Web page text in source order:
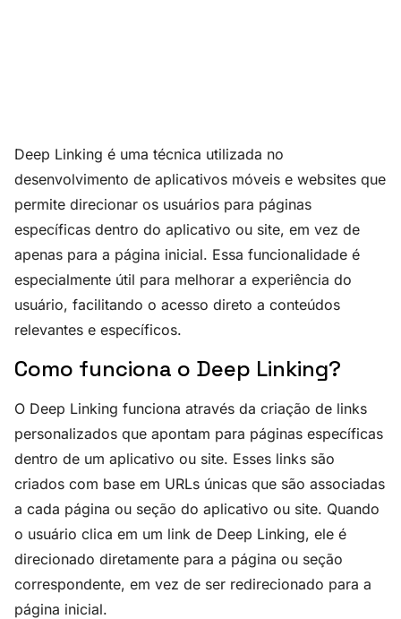
Deep Linking é uma técnica utilizada no
desenvolvimento de aplicativos móveis e websites que
permite direcionar os usuários para páginas
específicas dentro do aplicativo ou site, em vez de
apenas para a página inicial. Essa funcionalidade é
especialmente útil para melhorar a experiência do
usuário, facilitando o acesso direto a conteúdos
relevantes e específicos.
Como funciona o Deep Linking?
O Deep Linking funciona através da criação de links
personalizados que apontam para páginas específicas
dentro de um aplicativo ou site. Esses links são
criados com base em URLs únicas que são associadas
a cada página ou seção do aplicativo ou site. Quando
o usuário clica em um link de Deep Linking, ele é
direcionado diretamente para a página ou seção
correspondente, em vez de ser redirecionado para a
página inicial.